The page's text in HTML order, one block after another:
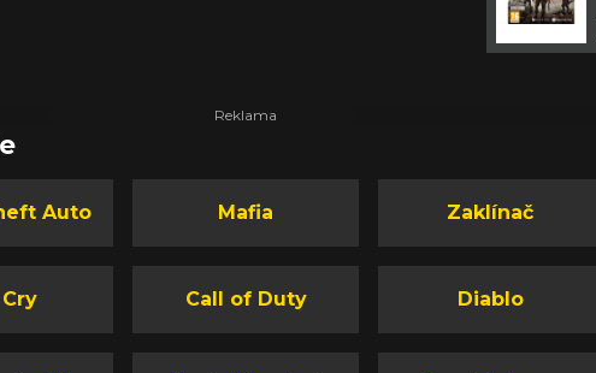
Auto Mafia Zaklínač
Call of Duty Diablo